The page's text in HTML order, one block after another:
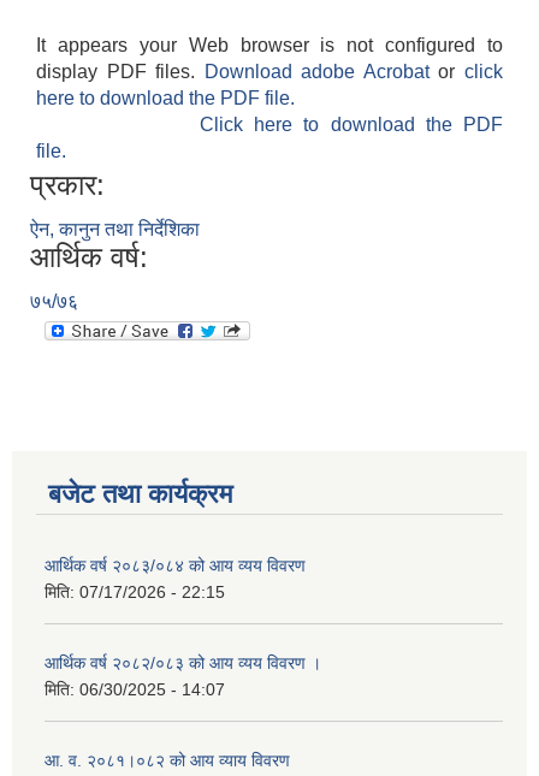
It appears your Web browser is not configured to
display PDF files.
Download adobe Acrobatorclick
here to download the PDF file.
Click here to download the PDF
file.
प्रकार:
ऐन, कानुन तथा निर्देशिका
आर्थिक वर्ष:
७५/७६
बजेट तथा कार्यक्रम
आर्थिक वर्ष २०८३/०८४ को आय व्यय विवरण
मिति: 07/17/2026 - 22:15
आर्थिक वर्ष २०८२/०८३ को आय व्यय विवरण ।
मिति: 06/30/2025 - 14:07
आ. व. २०८१।०८२ को आय व्याय विवरण